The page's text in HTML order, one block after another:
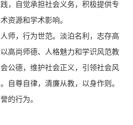
，自觉承担社会义务，积极提供专
资源和学术影响。
，行为世范。淡泊名利，志存高
高尚师德、人格魅力和学识风范教
公德，维护社会正义，引领社会风
自尊自律，清廉从教，以身作则。
的行为。